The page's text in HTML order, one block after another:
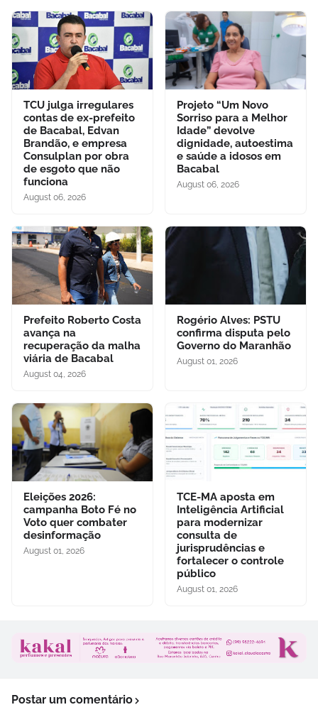
TCU julga irregulares
contas de ex-prefeito
de Bacabal, Edvan
Brandão, e empresa
Consulplan por obra
de esgoto que não
funciona
August 06, 2026
Projeto “Um Novo
Sorriso para a Melhor
Idade” devolve
dignidade, autoestima
e saúde a idosos em
Bacabal
August 06, 2026
Prefeito Roberto Costa
avança na
recuperação da malha
viária de Bacabal
August 04, 2026
Rogério Alves: PSTU
confirma disputa pelo
Governo do Maranhão
August 01, 2026
Eleições 2026:
campanha Boto Fé no
Voto quer combater
desinformação
August 01, 2026
TCE-MA aposta em
Inteligência Artificial
para modernizar
consulta de
jurisprudências e
fortalecer o controle
público
August 01, 2026
Postar um comentário